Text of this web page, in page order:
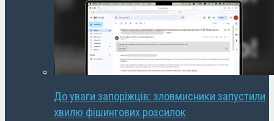
До уваги запоріжців: зловмисники запустили
хвилю фішингових розсилок